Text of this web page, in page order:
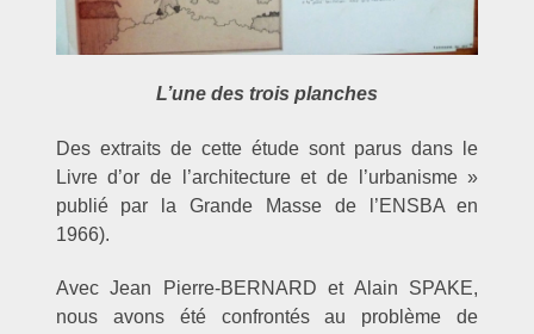
L’une des trois planches
Des extraits de cette étude sont parus dans le
Livre d’or de l’architecture et de l’urbanisme »
publié par la Grande Masse de l’ENSBA en
1966).
Avec Jean Pierre-BERNARD et Alain SPAKE,
nous avons été confrontés au problème de